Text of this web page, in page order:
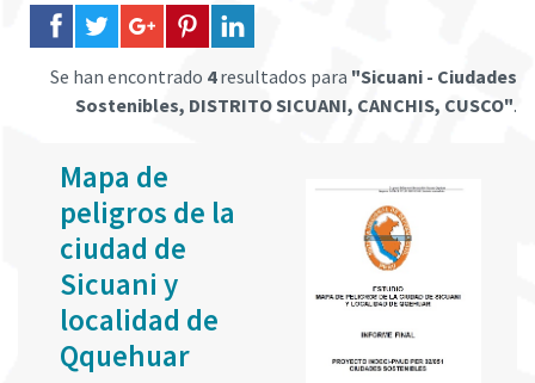
Se han encontrado 4resultados para "Sicuani - Ciudades
Sostenibles, DISTRITO SICUANI, CANCHIS, CUSCO".
Mapa de
peligros de la
ciudad de
Sicuani y
localidad de
Qquehuar